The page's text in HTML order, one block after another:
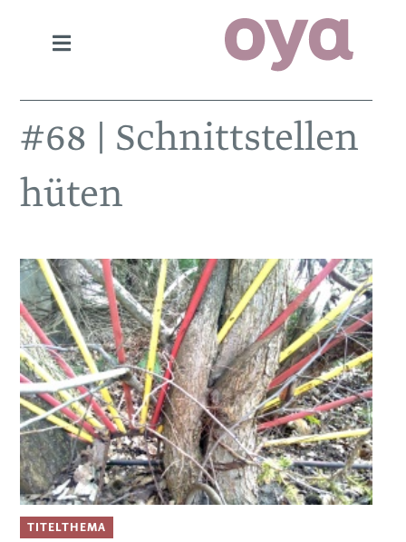
#68 | Schnittstellen
hüten
TITELTHEMA